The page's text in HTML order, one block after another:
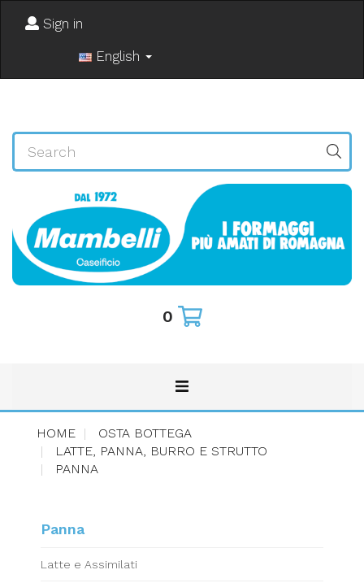
Sign in
English
0
HOME
OSTA BOTTEGA
LATTE, PANNA, BURRO E STRUTTO
PANNA
Panna
Latte e Assimilati